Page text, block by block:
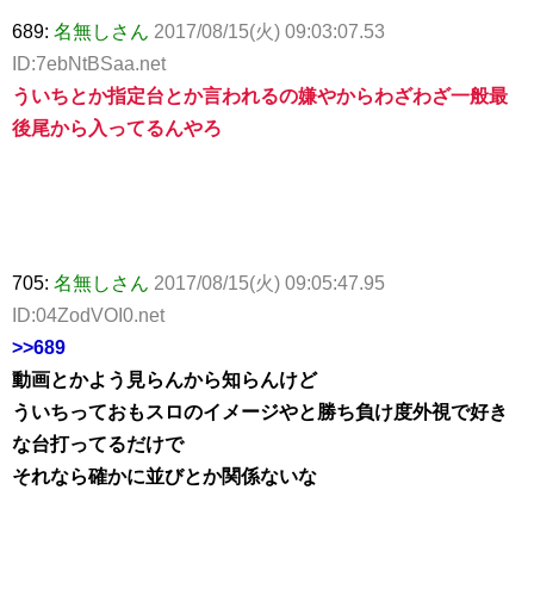
689: 名無しさん 2017/08/15(火) 09:03:07.53
ID:7ebNtBSaa.net
ういちとか指定台とか言われるの嫌やからわざわざ一般最
後尾から入ってるんやろ
705: 名無しさん 2017/08/15(火) 09:05:47.95
ID:04ZodVOI0.net
>>689
動画とかよう見らんから知らんけど
ういちっておもスロのイメージやと勝ち負け度外視で好き
な台打ってるだけで
それなら確かに並びとか関係ないな